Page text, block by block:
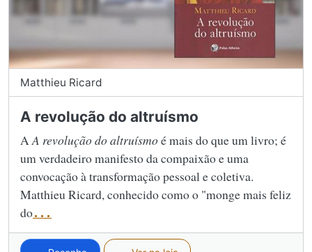
Matthieu Ricard
A revolução do altruísmo
AA revolução do altruísmoé mais do que um livro; é
um verdadeiro manifesto da compaixão e uma
convocação à transformação pessoal e coletiva.
Matthieu Ricard, conhecido como o "monge mais feliz
do...